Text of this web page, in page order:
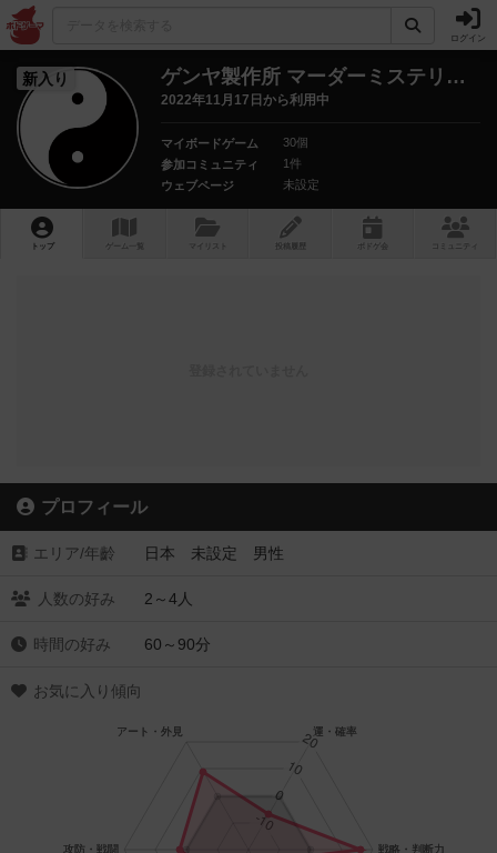
ログイン
新入り ゲンヤ製作所 マーダーミステリーマーケット大阪2022出店
2022年11月17日から利用中
マイボードゲーム
30個
参加コミュニティ
1件
ウェブページ
未設定
トップ ゲーム一覧 マイリスト 投稿履歴 ボ ドゲ コミュニティ
プロフィール
エリア/年齡 日本 未設定 男性
人数の好み 2～4人
時間の好み 60～90分
お気に入り傾向